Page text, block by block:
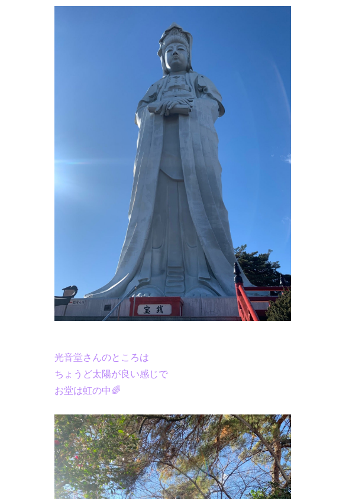
光音堂さんのところは
ちょうど太陽が良い感じで
お堂は虹の中🌈